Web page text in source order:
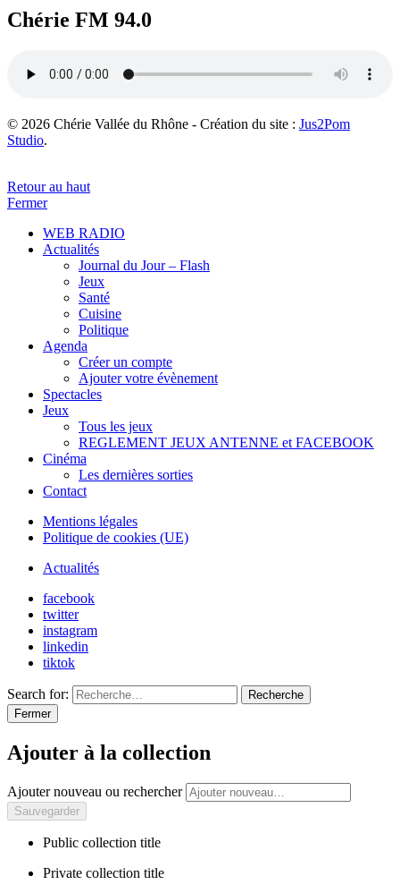
Chérie FM 94.0
© 2026 Chérie Vallée du Rhône - Création du site : Jus2Pom
Studio.
Retour au haut
Fermer
WEB RADIO
Actualités
Journal du Jour – Flash
Jeux
Santé
Cuisine
Politique
Agenda
Créer un compte
Ajouter votre évènement
Spectacles
Jeux
Tous les jeux
REGLEMENT JEUX ANTENNE et FACEBOOK
Cinéma
Les dernières sorties
Contact
Mentions légales
Politique de cookies (UE)
Actualités
facebook
twitter
instagram
linkedin
tiktok
Search for:
Recherche
Fermer
Ajouter à la collection
Ajouter nouveau ou rechercher
Public collection title
Private collection title